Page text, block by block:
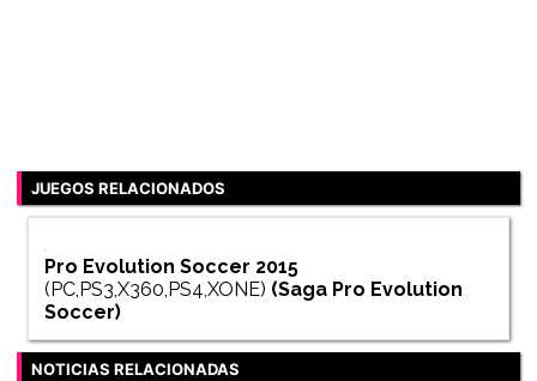
JUEGOS RELACIONADOS
Pro Evolution Soccer 2015
(PC,PS3,X360,PS4,XONE) (Saga Pro Evolution
Soccer)
NOTICIAS RELACIONADAS